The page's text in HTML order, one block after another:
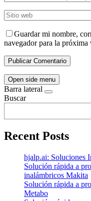
Guardar mi nombre,
navegador para la próxima
Open side menu
Barra lateral
Buscar
Recent Posts
hjalp.ai: Soluciones
Solución rápida a
inalámbricos Makita
Solución rápida a
Metabo